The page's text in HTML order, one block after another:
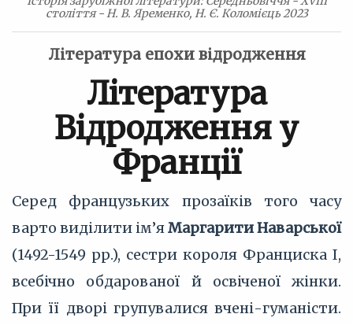
століття - Н. В. Яременко, Н. Є. Коломієць 2023
Література епохи відродження
Література
Відродження у
Франції
Серед французьких прозаїків того часу
варто виділити ім’яМаргарити Наварської
(1492-1549 рр.), сестри короля Франциска I,
всебічно обдарованої й освіченої жінки.
При її дворі групувалися вчені-гуманісти.